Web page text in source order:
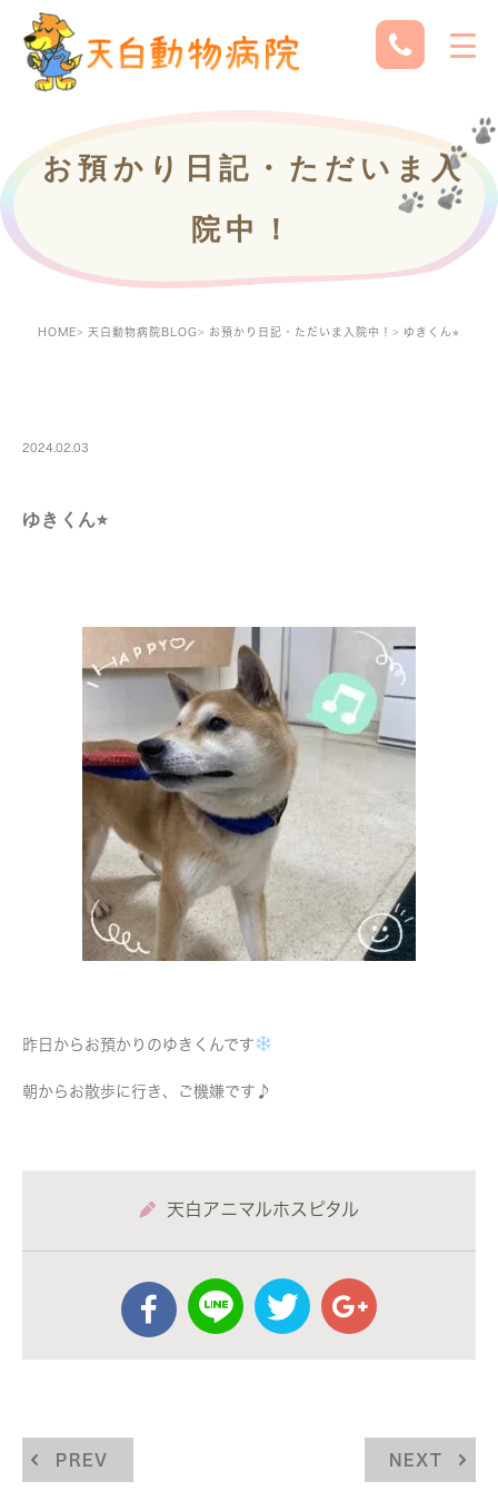
お預かり日記・ただいま入
院中！
HOME 天白動物病院BLOG お預かり日記・ただいま入院中！ ゆきくん⭐︎
2024.02.03
ゆきくん⭐︎
昨日からお預かりのゆきくんです
朝からお散歩に行き、ご機嫌です♪
天白アニマルホスピタル
PREV NEXT